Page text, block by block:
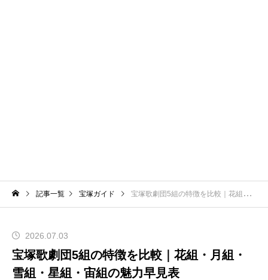
記事一覧 宝塚ガイド 宝塚歌劇団5組の特徴を比較｜花組・月組・雪組・星組・宙組の魅力早見表
2026.07.03
宝塚歌劇団5組の特徴を比較｜花組・月組・
雪組・星組・宙組の魅力早見表